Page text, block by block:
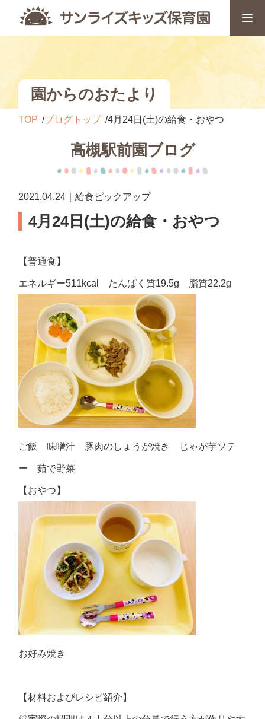
園からのおたより
TOP ブログトップ 4月24日(土)の給食・おやつ
高槻駅前園ブログ
2021.04.24｜給食ピックアップ
4月24日(土)の給食・おやつ
【普通食】
エネルギー511kcal たんぱく質19.5g 脂質22.2g
ご飯 味噌汁 豚肉のしょうが焼き じゃが芋ソテ
ー 茹で野菜
【おやつ】
お好み焼き
【材料およびレシピ紹介】